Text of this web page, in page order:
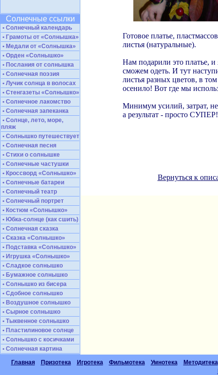
Солнечные ссылки
• Солнечный календарь
• Грамоты от «Солнышка»
• Медали от «Солнышка»
• Орден «Солнышко»
• Послания от солнышка
• Солнечная поэзия
• Лучик солнца в волосах
• Стенгазеты «Солнышко»
• Солнечное лакомство
• Солнечная запеканка
• Солнце, лето, море,
пляж
• Солнышко путешествует
• Солнечная песня
• Стихи о солнышке
• Солнечные частушки
• Кроссворд «Солнышко»
• Солнечные батареи
• Солнечный театр
• Солнечный портрет
• Костюм «Солнышко»
• Юбка-солнце (как сшить)
• Солнечная сказка
• Сказка «Солнышко»
• Подставка «Солнышко»
• Игрушка «Солнышко»
• Сладкое солнышко
• Бумажное солнышко
• Солнышко из бисера
• Сдобное солнышко
• Воздушное солнышко
• Сырное солнышко
• Тыквенное солнышко
• Пластилиновое солнце
• Солнышко с косичками
• Солнечная картина
Готовое платье,
листья (натуральные).
Нам подарили это платье, и
сможем одеть. И тут
листья разных цветов, в
осенило! Вот где мы
Минимум усилий, затрат,
а результат - просто
Вернуться к
Главная Призотека Игротека Фильмотека Умнотека
Методитека